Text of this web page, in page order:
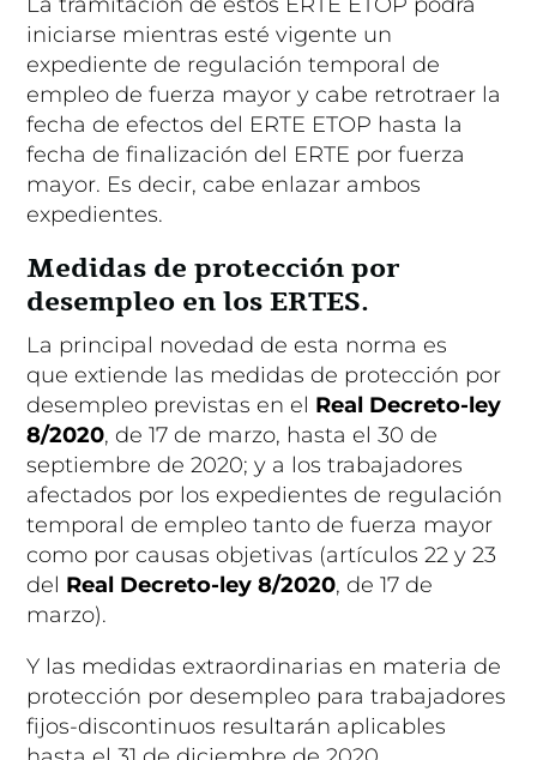
iniciarse mientras esté vigente un
expediente de regulación temporal de
empleo de fuerza mayor y cabe retrotraer la
fecha de efectos del ERTE ETOP hasta la
fecha de finalización del ERTE por fuerza
mayor. Es decir, cabe enlazar ambos
expedientes.
Medidas de protección por
desempleo en los ERTES.
La principal novedad de esta norma es
que extiende las medidas de protección por
desempleo previstas en el Real Decreto-ley
8/2020, de 17 de marzo, hasta el 30 de
septiembre de 2020; y a los trabajadores
afectados por los expedientes de regulación
temporal de empleo tanto de fuerza mayor
como por causas objetivas (artículos 22 y 23
del Real Decreto-ley 8/2020, de 17 de
marzo).
Y las medidas extraordinarias en materia de
protección por desempleo para trabajadores
fijos-discontinuos resultarán aplicables